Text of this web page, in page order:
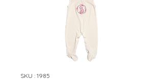
SKU : 1985